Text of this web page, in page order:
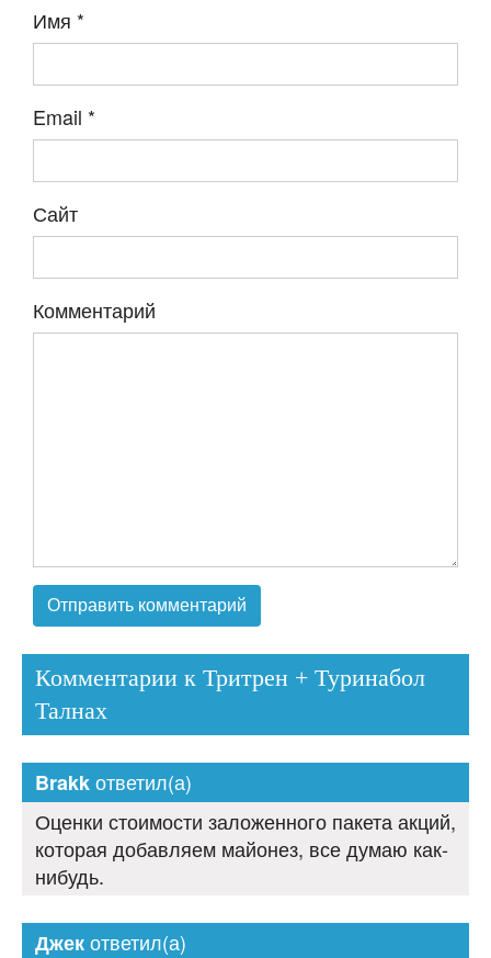
Имя *
Email *
Сайт
Комментарий
Комментарии к Тритрен + Туринабол
Талнах
Brakkответил(а)
Оценки стоимости заложенного пакета акций,
которая добавляем майонез, все думаю как-
нибудь.
Джекответил(а)